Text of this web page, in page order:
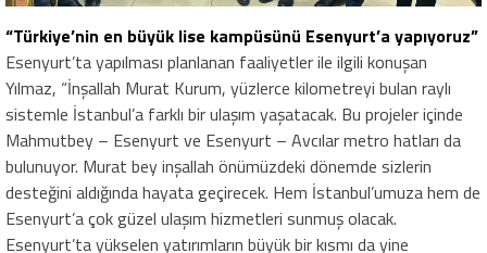
“Türkiye’nin en büyük lise kampüsünü Esenyurt’a yapıyoruz”
Esenyurt’ta yapılması planlanan faaliyetler ile ilgili konuşan
Yılmaz, “İnşallah Murat Kurum, yüzlerce kilometreyi bulan raylı
sistemle İstanbul’a farklı bir ulaşım yaşatacak. Bu projeler içinde
Mahmutbey – Esenyurt ve Esenyurt – Avcılar metro hatları da
bulunuyor. Murat bey inşallah önümüzdeki dönemde sizlerin
desteğini aldığında hayata geçirecek. Hem İstanbul’umuza hem de
Esenyurt’a çok güzel ulaşım hizmetleri sunmuş olacak.
Esenyurt’ta yükselen yatırımların büyük bir kısmı da yine